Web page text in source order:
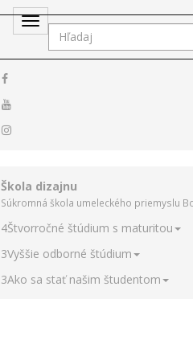
Toggle
navigation
Škola dizajnu
Súkromná škola umeleckého priemyslu
4Štvorročné štúdium s maturitou
3Vyššie odborné štúdium
3Ako sa stať našim študentom